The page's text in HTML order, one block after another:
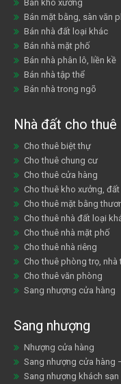
Bán kho xưởng
Bán mặt bằng, sàn văn
Bán nhà đất loại khác
Bán nhà mặt phố
Bán nhà phân lô, liền kề
Bán nhà tập thể
Bán nhà trong ngõ
Nhà đất cho thuê
Cho thuê biệt thự
Cho thuê chung cư
Cho thuê cửa hàng
Cho thuê kho xưởng,
Cho thuê mặt bằng
Cho thuê nhà đất loại
Cho thuê nhà mặt phố
Cho thuê nhà riêng
Cho thuê phòng trọ, nhà
Cho thuê văn phòng
Sang nhượng cửa hàng
Sang nhượng
Nhượng cửa hàng
Sang nhượng cửa hàng
Sang nhượng khách sạn